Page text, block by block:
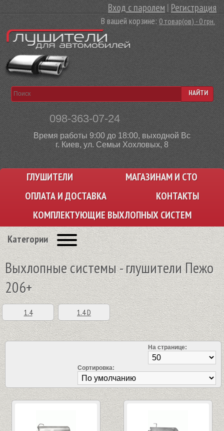
Вход с паролем |Регистрация
В вашей корзине:0 товар(ов) - 0 грн.
098-363-07-24
Время работы 9:00 до 18:00, выходной Вс
г. Киев, ул. Семьи Хохловых, 8
НАЙТИ
ГЛУШИТЕЛИ
МАГАЗИНАМ И СТО
ОПЛАТА И ДОСТАВКА
КОНТАКТЫ
КОМПЛЕКТУЮЩИЕ ВЫХЛОПНЫХ СИСТЕМ
Категории
Выхлопные системы - глушители Пежо
206+
1.4 1.4 D
На странице:
Сортировка: